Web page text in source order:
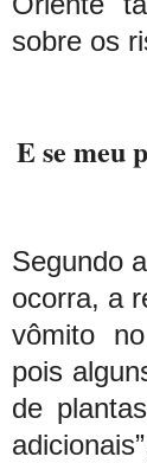
sobre os
E se meu
Segundo
ocorra, a
vômito
pois
de